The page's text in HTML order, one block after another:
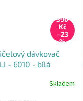
390
Kč
–23
%
dávkovač
- 6010 - bílá
Skladem